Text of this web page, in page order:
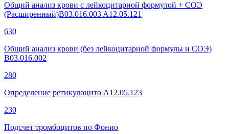
Общий анализ крови с лейкоцитарной формулой + СОЭ
(Расширенный)B03.016.003 A12.05.121
630
Общий анализ крови (без лейкоцитарной формулы и СОЭ)
B03.016.002
280
Определение ретикулоцито A12.05.123
230
Подсчет тромбоцитов по Фонио